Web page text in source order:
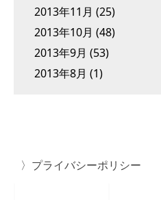
2013年11月 (25)
2013年10月 (48)
2013年9月 (53)
2013年8月 (1)
プライバシーポリシー